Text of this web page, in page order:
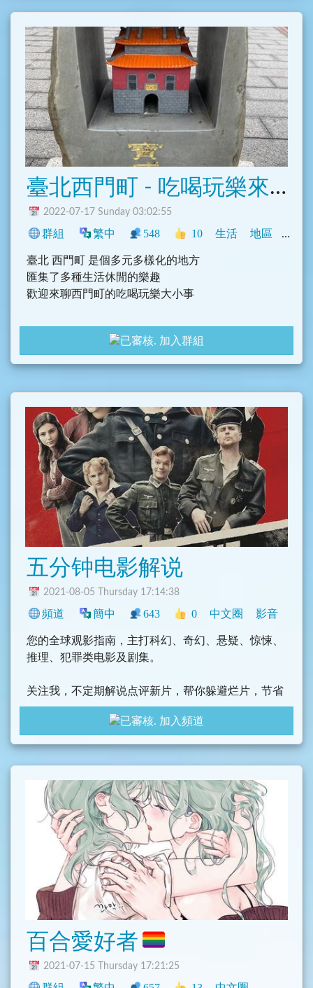
臺北西門町 - 吃喝玩樂來𨑨迌
2022-07-17 Sunday 03:02:55
群組 繁中 548 10 生活 地區 臺灣
臺北 西門町 是個多元多樣化的地方
匯集了多種生活休閒的樂趣
歡迎來聊西門町的吃喝玩樂大小事
加入群組
五分钟电影解说
2021-08-05 Thursday 17:14:38
頻道 簡中 643 0 中文圈 影音
您的全球观影指南，主打科幻、奇幻、悬疑、惊悚、
推理、犯罪类电影及剧集。
关注我，不定期解说点评新片，帮你躲避烂片，节省
票钱。
有什么想看的片子请在评论区回复我，谢谢
加入頻道
百合愛好者
2021-07-15 Thursday 17:21:25